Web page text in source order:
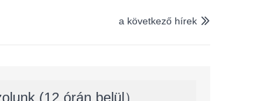

a következő hírek
(12 órán belül）